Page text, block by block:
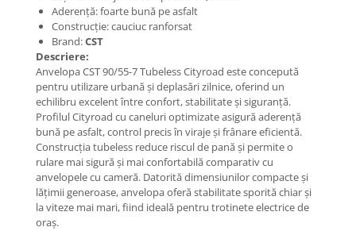
Prize de încărcare
Cabluri pentru baterii
Componente baterii
Localizatoare GPS
Mecanică
Furci / mânere principale &
secundare
Pliere, pasadores & tije
Crickuri / suporturi parcare
Suspensii & amortizoare
Rulmenți
Aderență: foarte bună pe asfalt
Construcție: cauciuc ranforsat
Brand:CST
Descriere:
Anvelopa CST 90/55-7 Tubeless Cityroad este concepută
pentru utilizare urbană și deplasări zilnice, oferind un
echilibru excelent între confort, stabilitate și siguranță.
Profilul Cityroad cu caneluri optimizate asigură aderență
bună pe asfalt, control precis în viraje și frânare eficientă.
Construcția tubeless reduce riscul de pană și permite o
rulare mai sigură și mai confortabilă comparativ cu
anvelopele cu cameră. Datorită dimensiunilor compacte și
lățimii generoase, anvelopa oferă stabilitate sporită chiar și
la viteze mai mari, fiind ideală pentru trotinete electrice de
oraș.